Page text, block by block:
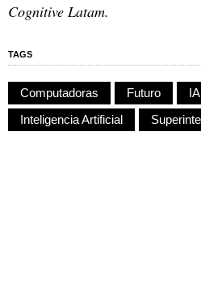
Cognitive Latam.
TAGS
Computadoras Futuro IA
Inteligencia Artificial